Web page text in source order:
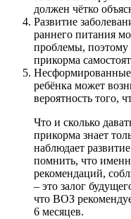
должен чётко
Развитие
раннего питания
проблемы, поэтому
прикорма
ребёнка может
вероятность того,
Что и сколько
прикорма знает
наблюдает
помнить, что
рекомендаций,
– это залог
что ВОЗ
6 месяцев.